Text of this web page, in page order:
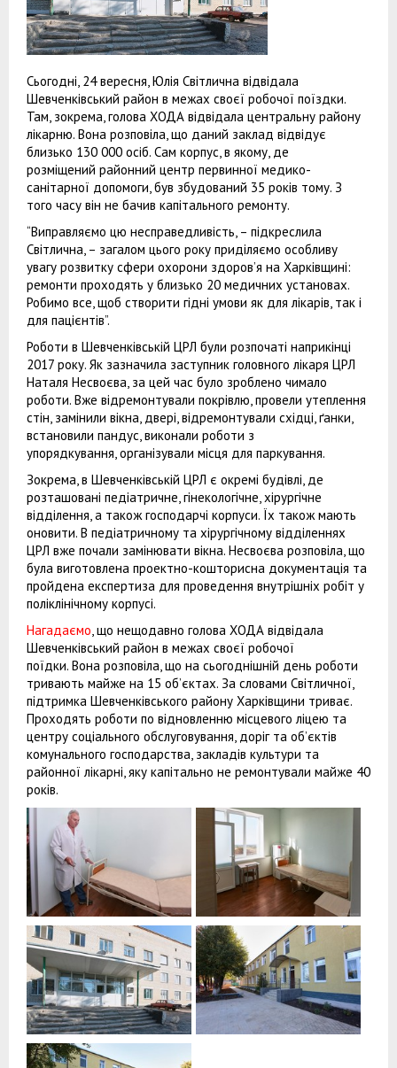
Сьогодні, 24 вересня, Юлія Світлична відвідала
Шевченківський район в межах своєї робочої поїздки.
Там, зокрема, голова ХОДА відвідала центральну району
лікарню. Вона розповіла, що даний заклад відвідує
близько 130 000 осіб. Сам корпус, в якому, де
розміщений районний центр первинної медико-
санітарної допомоги, був збудований 35 років тому. З
того часу він не бачив капітального ремонту.
“Виправляємо цю несправедливість, – підкреслила
Світлична, – загалом цього року приділяємо особливу
увагу розвитку сфери охорони здоров’я на Харківщині:
ремонти проходять у близько 20 медичних установах.
Робимо все, щоб створити гідні умови як для лікарів, так і
для пацієнтів”.
Роботи в Шевченківській ЦРЛ були розпочаті наприкінці
2017 року. Як зазначила заступник головного лікаря ЦРЛ
Наталя Несвоєва, за цей час було зроблено чимало
роботи. Вже відремонтували покрівлю, провели утеплення
стін, замінили вікна, двері, відремонтували східці, ґанки,
встановили пандус, виконали роботи з
упорядкування, організували місця для паркування.
Зокрема, в Шевченківській ЦРЛ є окремі будівлі, де
розташовані педіатричне, гінекологічне, хірургічне
відділення, а також господарчі корпуси. Їх також мають
оновити. В педіатричному та хірургічному відділеннях
ЦРЛ вже почали замінювати вікна. Несвоєва розповіла, що
була виготовлена проектно-кошторисна документація та
пройдена експертиза для проведення внутрішніх робіт у
поліклінічному корпусі.
Нагадаємо , що нещодавно голова ХОДА відвідала
Шевченківський район в межах своєї робочої
поїдки. Вона розповіла, що на сьогоднішній день роботи
тривають майже на 15 об’єктах. За словами Світличної,
підтримка Шевченківського району Харківщини триває.
Проходять роботи по відновленню місцевого ліцею та
центру соціального обслуговування, доріг та об’єктів
комунального господарства, закладів культури та
районної лікарні, яку капітально не ремонтували майже 40
років.